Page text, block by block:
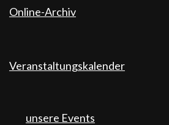
Online-Archiv
Veranstaltungskalender
unsere Events